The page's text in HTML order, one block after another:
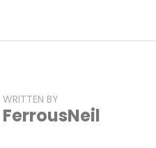
WRITTEN BY
FerrousNeil